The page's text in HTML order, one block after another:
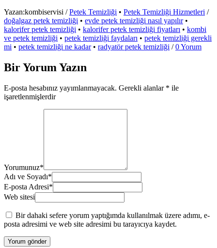
Yazan:kombiservisi / Petek Temizliği • Petek Temizliği Hizmetleri /
doğalgaz petek temizliği • evde petek temizliği nasıl yapılır•
kalorifer petek temizliği • kalorifer petek temizliği fiyatları • kombi
ve petek temizliği • petek temizliği faydaları • petek temizliği gerekli
mi • petek temizliği ne kadar• radyatör petek temizliği / 0 Yorum
Bir Yorum Yazın
E-posta hesabınız yayımlanmayacak. Gerekli alanlar * ile
işaretlenmişlerdir
Yorumunuz*
Adı ve Soyadı*
E-posta Adresi*
Web sitesi
Bir dahaki sefere yorum yaptığımda kullanılmak üzere adımı, e-
posta adresimi ve web site adresimi bu tarayıcıya kaydet.